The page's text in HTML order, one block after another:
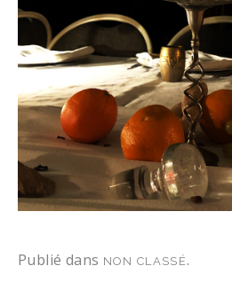
Publié dans NON CLASSÉ.